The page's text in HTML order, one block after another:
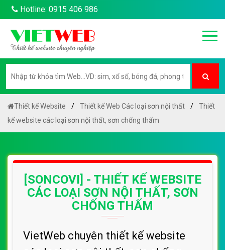
Hotline: 0915 406 986
Thiết kế Website Thiết kế Web Các loại sơn nội thất
Thiết
kế website các loại sơn nội thất, sơn chống thấm
[SONCOVI] - THIẾT KẾ WEBSITE
CÁC LOẠI SƠN NỘI THẤT, SƠN
CHỐNG THẤM
VietWeb chuyên thiết kế website